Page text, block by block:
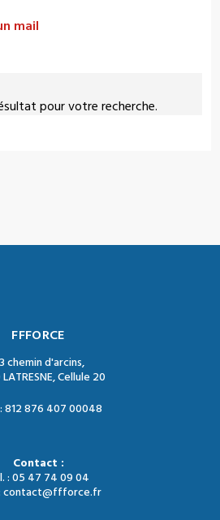
pour votre recherche.
mail
FFFORCE
chemin d'arcins,
Cellule 20
812 876 407 00048
Contact :
: 05 47 74 09 04
contact@ffforce.fr